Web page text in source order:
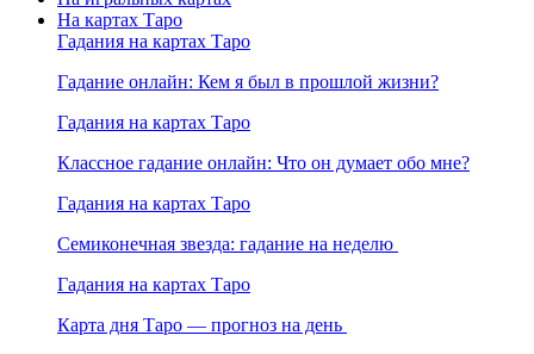
На картах Таро
Гадания на картах Таро
Гадание онлайн: Кем я был в прошлой жизни?
Гадания на картах Таро
Классное гадание онлайн: Что он думает обо мне?
Гадания на картах Таро
Семиконечная звезда: гадание на неделю
Гадания на картах Таро
Карта дня Таро — прогноз на день